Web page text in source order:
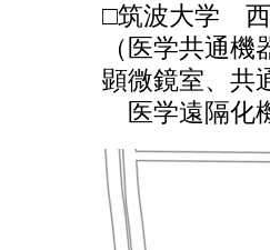
□筑波大学
（医学共通
顕微鏡室、共
医学遠隔化